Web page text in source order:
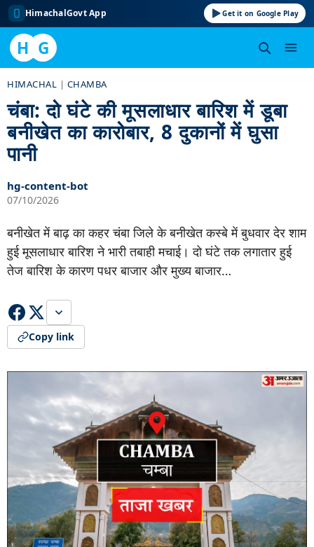
HimachalGovt App Get it on Google Play
H G
content
HIMACHAL | CHAMBA
चंबा: दो घंटे की मूसलाधार बारिश में डूबा
बनीखेत का कारोबार, 8 दुकानों में घुसा
पानी
hg-content-bot
07/10/2026
बनीखेत में बाढ़ का कहर चंबा जिले के बनीखेत कस्बे में बुधवार देर शाम
हुई मूसलाधार बारिश ने भारी तबाही मचाई। दो घंटे तक लगातार हुई
तेज बारिश के कारण पधर बाजार और मुख्य बाजार…
Copy link